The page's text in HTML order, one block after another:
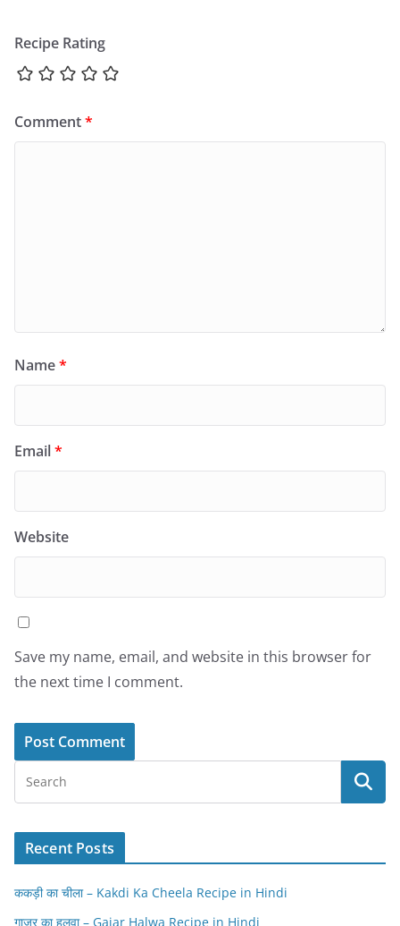
Recipe Rating
Comment*
Name*
Email*
Website
Save my name, email, and website in this browser for
the next time I comment.
Recent Posts
ककड़ी का चीला – Kakdi Ka Cheela Recipe in Hindi
गाजर का हलवा – Gajar Halwa Recipe in Hindi